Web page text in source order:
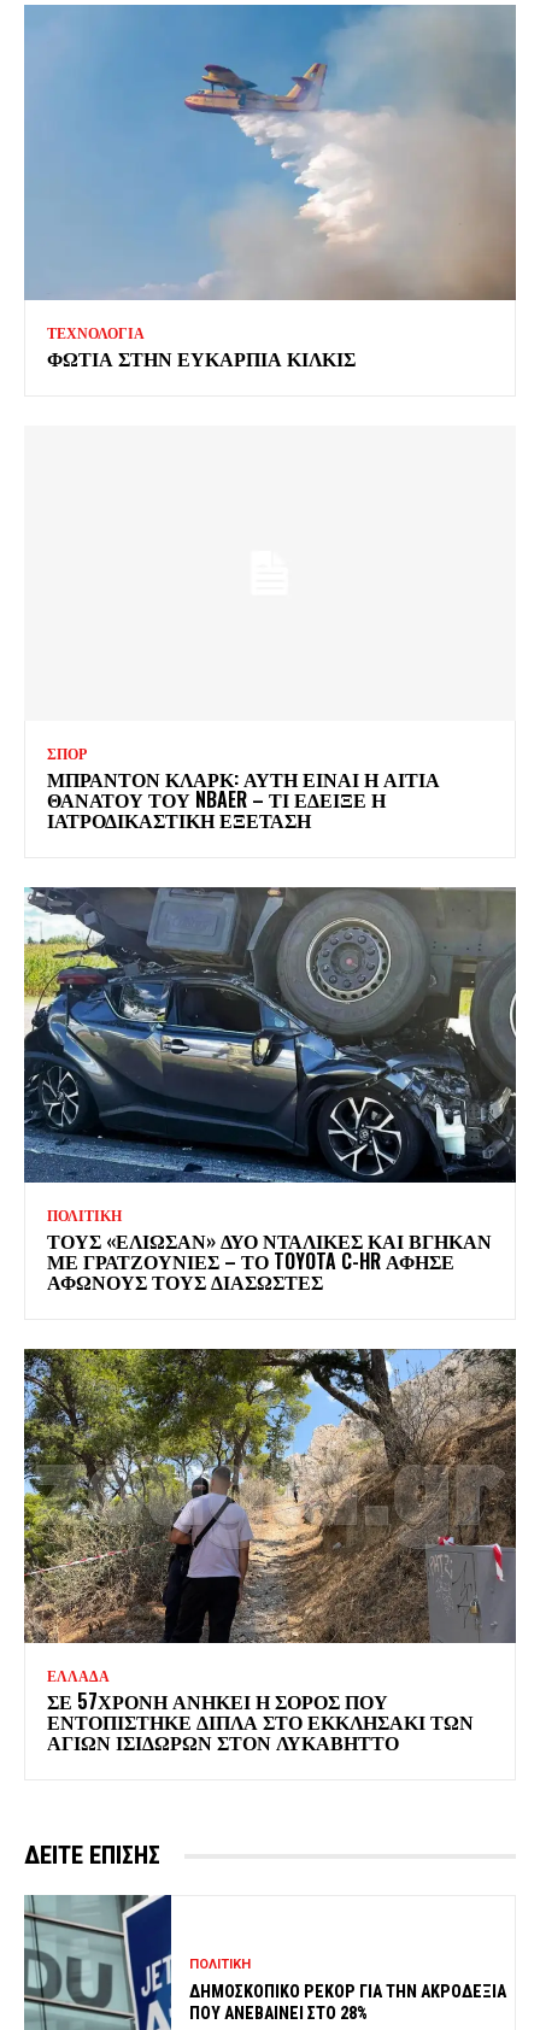
ΤΕΧΝΟΛΟΓΙΑ
ΦΩΤΙΑ ΣΤΗΝ ΕΥΚΑΡΠΙΑ ΚΙΛΚΙΣ
ΣΠΟΡ
ΜΠΡΑΝΤΟΝ ΚΛΑΡΚ: ΑΥΤΗ ΕΙΝΑΙ Η ΑΙΤΙΑ
ΘΑΝΑΤΟΥ ΤΟΥ NBAER – ΤΙ ΕΔΕΙΞΕ Η
ΙΑΤΡΟΔΙΚΑΣΤΙΚΗ ΕΞΕΤΑΣΗ
ΠΟΛΙΤΙΚΗ
ΤΟΥΣ «ΕΛΙΩΣΑΝ» ΔΥΟ ΝΤΑΛΙΚΕΣ ΚΑΙ ΒΓΗΚΑΝ
ΜΕ ΓΡΑΤΖΟΥΝΙΕΣ – ΤΟ TOYOTA C-HR ΑΦΗΣΕ
ΑΦΩΝΟΥΣ ΤΟΥΣ ΔΙΑΣΩΣΤΕΣ
ΕΛΛΑΔΑ
ΣΕ 57ΧΡΟΝΗ ΑΝΗΚΕΙ Η ΣΟΡΟΣ ΠΟΥ
ΕΝΤΟΠΙΣΤΗΚΕ ΔΙΠΛΑ ΣΤΟ ΕΚΚΛΗΣΑΚΙ ΤΩΝ
ΑΓΙΩΝ ΙΣΙΔΩΡΩΝ ΣΤΟΝ ΛΥΚΑΒΗΤΤΟ
ΔΕΙΤΕ ΕΠΙΣΗΣ
ΠΟΛΙΤΙΚΗ
ΔΗΜΟΣΚΟΠΙΚΟ ΡΕΚΟΡ ΓΙΑ ΤΗΝ ΑΚΡΟΔΕΞΙΑ
ΠΟΥ ΑΝΕΒΑΙΝΕΙ ΣΤΟ 28%